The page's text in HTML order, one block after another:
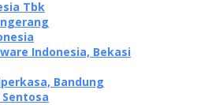
Indonesia, Bekasi
Bandung